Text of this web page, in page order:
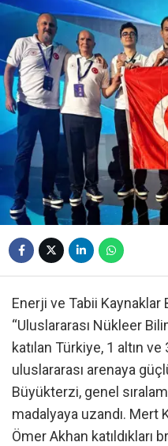
Enerji ve Tabii Kaynaklar
“Uluslararası Nükleer
katılan Türkiye, 1 altın
uluslararası arenaya
Büyükterzi, genel
madalyaya uzandı. Mert
Ömer Akhan katıldıkları